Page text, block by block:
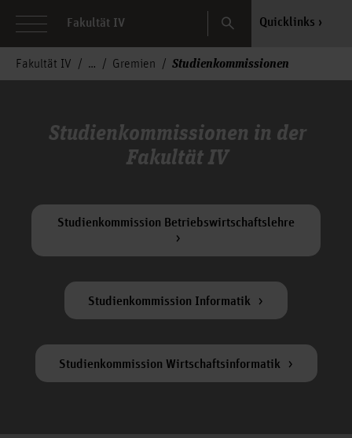
Fakultät IV Search Quicklinks
Fakultät IV Gremien Studienkommissionen
Studienkommissionen in der
Fakultät IV
Studienkommission Betriebswirtschaftslehre
Studienkommission Informatik
Studienkommission Wirtschaftsinformatik